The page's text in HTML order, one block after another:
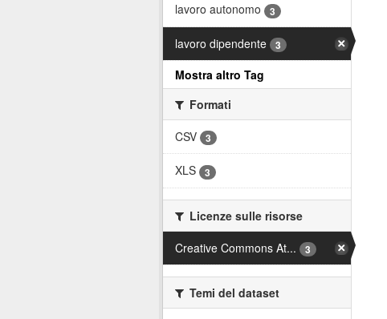
lavoro autonomo 3
lavoro dipendente 3
Mostra altro Tag
Formati
CSV
3
XLS 3
Licenze sulle risorse
Creative Commons At...
3
Temi del dataset